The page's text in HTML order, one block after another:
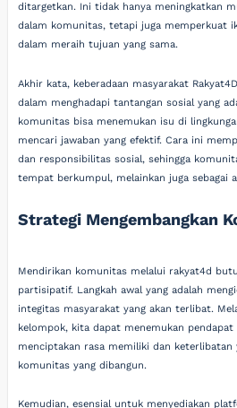
ditargetkan. Ini tidak hanya meningkatkan
dalam komunitas, tetapi juga memperkuat
dalam meraih tujuan yang sama.
Akhir kata, keberadaan masyarakat
dalam menghadapi tantangan sosial yang
komunitas bisa menemukan isu di
mencari jawaban yang efektif. Cara ini
dan responsibilitas sosial, sehingga
tempat berkumpul, melainkan juga sebagai
Strategi Mengembangkan
Mendirikan komunitas melalui rakyat4d
partisipatif. Langkah awal yang adalah
integitas masyarakat yang akan terlibat.
kelompok, kita dapat menemukan
menciptakan rasa memiliki dan
komunitas yang dibangun.
Kemudian, esensial untuk menyediakan